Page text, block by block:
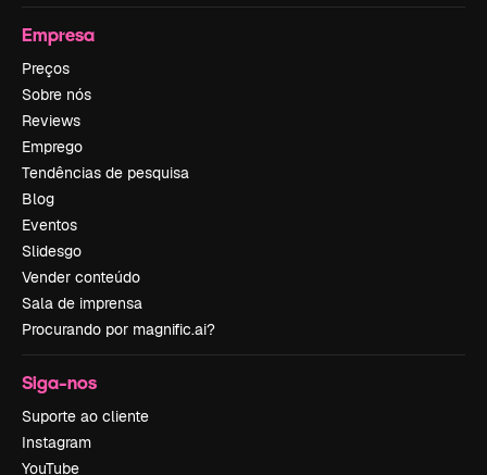
Empresa
Preços
Sobre nós
Reviews
Emprego
Tendências de pesquisa
Blog
Eventos
Slidesgo
Vender conteúdo
Sala de imprensa
Procurando por magnific.ai?
Siga-nos
Suporte ao cliente
Instagram
YouTube